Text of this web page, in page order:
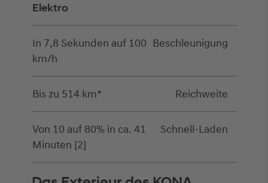
Elektro
In 7,8 Sekunden auf 100
km/h
Beschleunigung
Bis zu 514 km* Reichweite
Von 10 auf 80% in ca. 41
Minuten [2]
Schnell-Laden